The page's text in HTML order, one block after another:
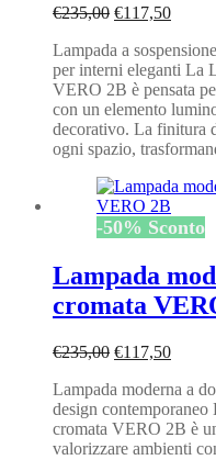
€235,00 Il
originale
era:
€235,00.
€117,50Il
attuale
è:
Lampada a
per interni eleganti La
VERO 2B è pensata
con un elemento
decorativo. La finitura
ogni spazio,
-50% Sconto
Lampada
cromata
€235,00 Il
originale
era:
€235,00.
€117,50Il
attuale
è:
Lampada moderna a
design contemporaneo
cromata VERO 2B è
valorizzare ambienti